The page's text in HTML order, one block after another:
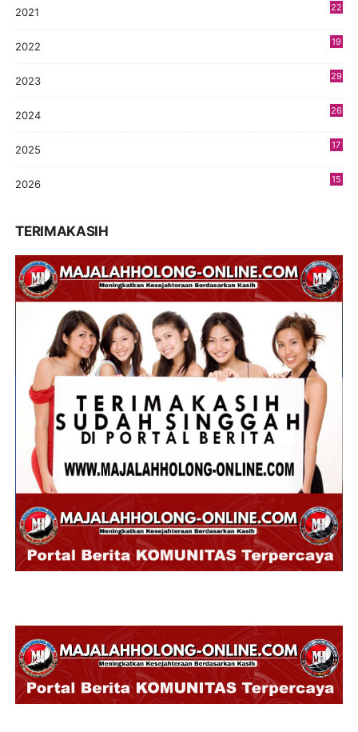
2021
22
2022
19
2023
29
2024
26
2025
17
2026
15
TERIMAKASIH